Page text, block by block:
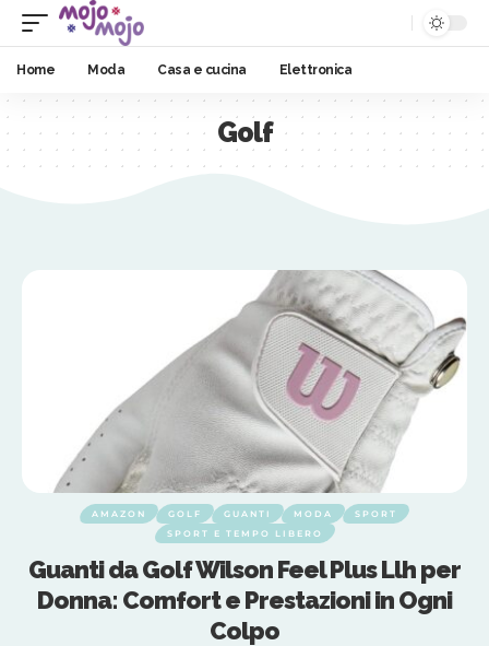
Home Moda Casa e cucina Elettronica
Golf
AMAZON GOLF GUANTI MODA
SPORT
SPORT E TEMPO LIBERO
Guanti da Golf Wilson Feel Plus Llh per
Donna: Comfort e Prestazioni in Ogni
Colpo